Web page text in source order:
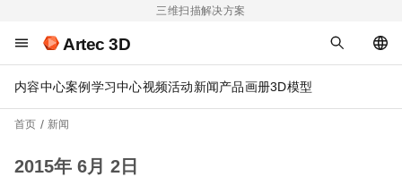
三维扫描解决方案
Artec 3D
内容中心案例 学习中心视频活动新闻产品画册3D模型
首页 新闻
2015年 6月 2日